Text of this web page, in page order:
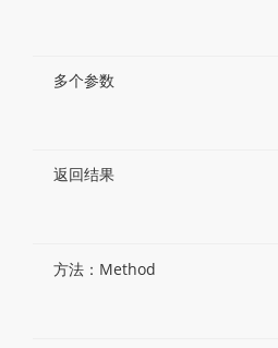
多个参数
返回结果
方法：Method